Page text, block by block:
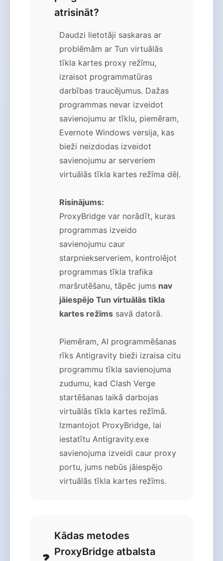
atrisināt?
Daudzi lietotāji saskaras ar
problēmām ar Tun virtuālās
tīkla kartes proxy režīmu,
izraisot programmatūras
darbības traucējumus. Dažas
programmas nevar izveidot
savienojumu ar tīklu, piemēram,
Evernote Windows versija, kas
bieži neizdodas izveidot
savienojumu ar serveriem
virtuālās tīkla kartes režīma dēļ.
Risinājums:
ProxyBridge var norādīt, kuras
programmas izveido
savienojumu caur
starpniekserveriem, kontrolējot
programmas tīkla trafika
maršrutēšanu, tāpēc jums nav
jāiespējo Tun virtuālās tīkla
kartes režīms savā datorā.
Piemēram, AI programmēšanas
rīks Antigravity bieži izraisa citu
programmu tīkla savienojuma
zudumu, kad Clash Verge
startēšanas laikā darbojas
virtuālās tīkla kartes režīmā.
Izmantojot ProxyBridge, lai
iestatītu Antigravity.exe
savienojuma izveidi caur proxy
portu, jums nebūs jāiespējo
virtuālās tīkla kartes režīms.
Kādas metodes
ProxyBridge atbalsta